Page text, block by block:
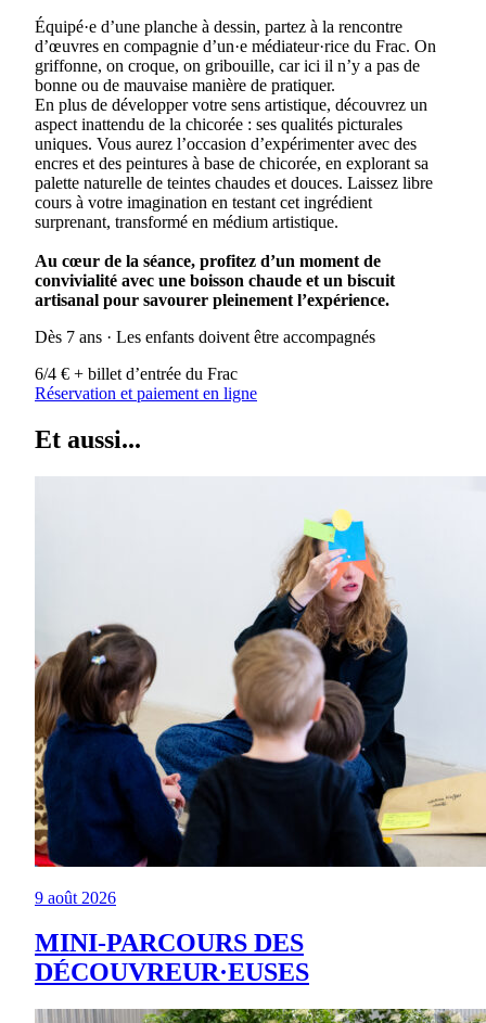
Équipé·e d’une planche à dessin, partez à la rencontre
d’œuvres en compagnie d’un·e médiateur·rice du Frac. On
griffonne, on croque, on gribouille, car ici il n’y a pas de
bonne ou de mauvaise manière de pratiquer.
En plus de développer votre sens artistique, découvrez un
aspect inattendu de la chicorée : ses qualités picturales
uniques. Vous aurez l’occasion d’expérimenter avec des
encres et des peintures à base de chicorée, en explorant sa
palette naturelle de teintes chaudes et douces. Laissez libre
cours à votre imagination en testant cet ingrédient
surprenant, transformé en médium artistique.
Au cœur de la séance, profitez d’un moment de
convivialité avec une boisson chaude et un biscuit
artisanal pour savourer pleinement l’expérience.
Dès 7 ans · Les enfants doivent être accompagnés
6/4 € + billet d’entrée du Frac
Réservation et paiement en ligne
Et aussi...
9 août 2026
MINI-PARCOURS DES
DÉCOUVREUR·EUSES